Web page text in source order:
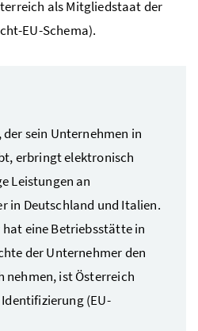
als Mitgliedstaat der
EU-Schema).
sein Unternehmen in
erbringt elektronisch
Leistungen an
in Deutschland und Italien.
eine Betriebsstätte in
der Unternehmer den
nehmen, ist Österreich
(EU-